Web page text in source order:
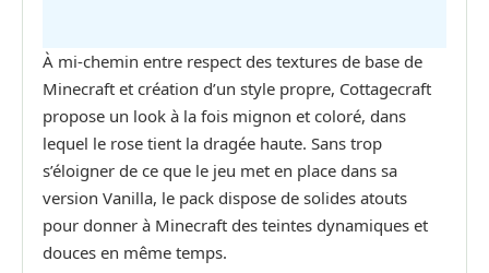
À mi-chemin entre respect des textures de base de
Minecraft et création d’un style propre, Cottagecraft
propose un look à la fois mignon et coloré, dans
lequel le rose tient la dragée haute. Sans trop
s’éloigner de ce que le jeu met en place dans sa
version Vanilla, le pack dispose de solides atouts
pour donner à Minecraft des teintes dynamiques et
douces en même temps.